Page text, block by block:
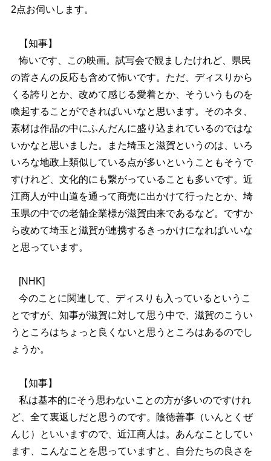
2点お伺いします。
【知事】
怖いです、この映画。試写会で観ましたけれど、県民
の皆さんの反応も含めて怖いです。ただ、ディスりから
くる誇りとか、改めて感じる愛着とか、そういうものを
喚起することができればいいなと思います。そのネタ、
素材は作品の中にふんだんに盛り込まれているのではな
いかなと思いました。また埼玉と滋賀というのは、いろ
いろな地政上類似している点が多いということもそうで
すけれど、文化的にも繋がっていることも多いです。近
江商人が中山道を通って商売に出かけて行ったとか、埼
玉県の中での老舗企業様が滋賀由来であるなど。ですか
ら改めて埼玉と滋賀が連携するきっかけになればいいな
と思っています。
[NHK]
今のことに関連して、ディスりも入っているというこ
とですが、知事が滋賀に対して思う中で、滋賀のこうい
うところはちょっと良くないと思うところはあるのでし
ょうか。
【知事】
私は基本的にそう思わないことの方が多いのですけれ
ど、全て裏返しだと思うのです。陰徳善事（いんとくぜ
んじ）といいますので、近江商人は。あんなことしてい
ます、こんなことを思っていますと、自分たちの良さを